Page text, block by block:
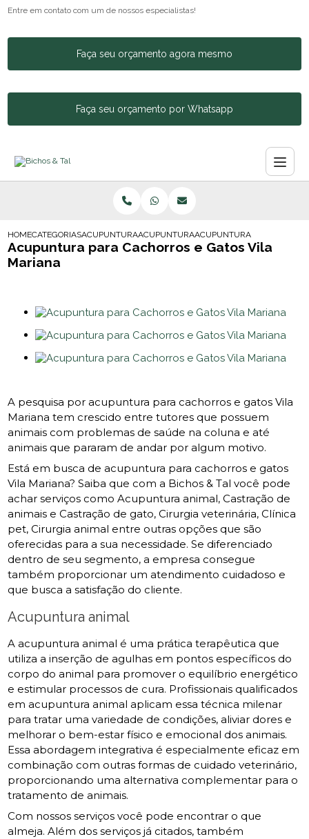
Entre em contato com um de nossos especialistas!
Faça seu orçamento agora mesmo
Faça seu orçamento por Whatsapp
HOMECATEGORIASACUPUNTURA ANIMALACUPUNTURA CACHORRO COLUNA
ACUPUNTURA PARA
Acupuntura para Cachorros e Gatos Vila
Mariana
A pesquisa por acupuntura para cachorros e gatos Vila
Mariana tem crescido entre tutores que possuem
animais com problemas de saúde na coluna e até
animais que pararam de andar por algum motivo.
Está em busca de acupuntura para cachorros e gatos
Vila Mariana? Saiba que com a Bichos & Tal você pode
achar serviços como Acupuntura animal, Castração de
animais e Castração de gato, Cirurgia veterinária, Clínica
pet, Cirurgia animal entre outras opções que são
oferecidas para a sua necessidade. Se diferenciado
dentro de seu segmento, a empresa consegue
também proporcionar um atendimento cuidadoso e
que busca a satisfação do cliente.
Acupuntura animal
A acupuntura animal é uma prática terapêutica que
utiliza a inserção de agulhas em pontos específicos do
corpo do animal para promover o equilíbrio energético
e estimular processos de cura. Profissionais qualificados
em acupuntura animal aplicam essa técnica milenar
para tratar uma variedade de condições, aliviar dores e
melhorar o bem-estar físico e emocional dos animais.
Essa abordagem integrativa é especialmente eficaz em
combinação com outras formas de cuidado veterinário,
proporcionando uma alternativa complementar para o
tratamento de animais.
Com nossos serviços você pode encontrar o que
almeja. Além dos serviços já citados, também